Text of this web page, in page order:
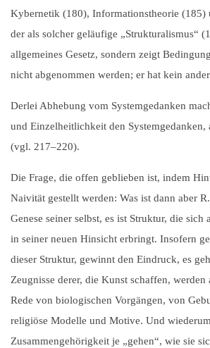
Kybernetik (180), Informationstheorie
der als solcher geläufige „Strukturalismus“
allgemeines Gesetz, sondern zeigt
nicht abgenommen werden; er hat kein
Derlei Abhebung vom Systemgedanken
und Einzelheitlichkeit den
(vgl. 217–220).
Die Frage, die offen geblieben ist, indem
Naivität gestellt werden: Was ist dann aber
Genese seiner selbst, es ist Struktur, die
in seiner neuen Hinsicht erbringt. Insofern
dieser Struktur, gewinnt den Eindruck, es
Zeugnisse derer, die Kunst schaffen,
Rede von biologischen Vorgängen, von
religiöse Modelle und Motive. Und
Zusammengehörigkeit je „gehen“, wie sie